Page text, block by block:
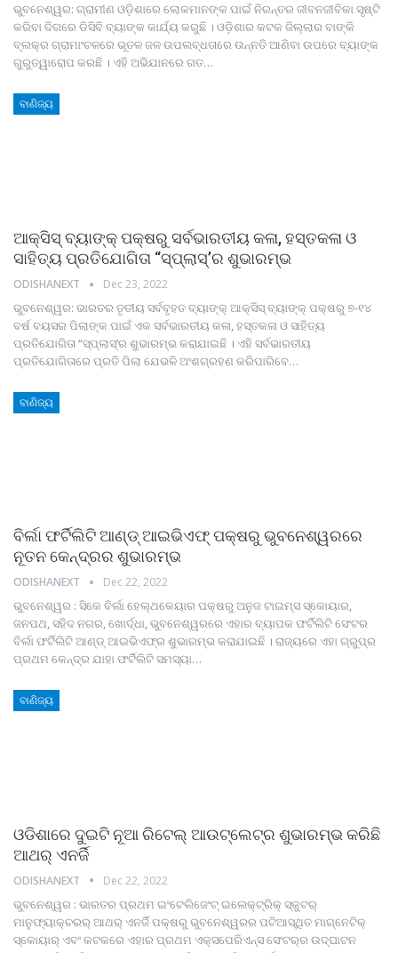
ଭୁବନେଶ୍ୱର: ଗ୍ରାମୀଣ ଓଡ଼ିଶାରେ ଲୋକମାନଙ୍କ ପାଇଁ ନିରନ୍ତର ଜୀବନଜୀବିକା ସୃଷ୍ଟି
କରିବା ଦିଗରେ ଡିସିବି ବ୍ୟାଙ୍କ କାର୍ଯ୍ୟ କରୁଛି । ଓଡ଼ିଶାର କଟକ ଜିଲ୍ଲାର ବାଙ୍କି
ବ୍ଲକ୍‌ର ଗ୍ରାମାଂଚଳରେ ଭୂତଳ ଜଳ ଉପଲବ୍ଧତାରେ ଉନ୍ନତି ଆଣିବା ଉପରେ ବ୍ୟାଙ୍କ
ଗୁରୁତ୍ୱାରୋପ କରଛି । ଏହି ଅଭିଯାନରେ ଗତ…
ବାଣିଜ୍ୟ
ଆକ୍ସିସ୍ ବ୍ୟାଙ୍କ୍ ପକ୍ଷରୁ ସର୍ବଭାରତୀୟ କଳା, ହସ୍ତକଳା ଓ
ସାହିତ୍ୟ ପ୍ରତିଯୋଗିତା “ସ୍ପ୍ଲାସ୍‌’ର ଶୁଭାରମ୍ଭ
ODISHANEXT Dec 23, 2022
ଭୁବନେଶ୍ୱର: ଭାରତର ତୃତୀୟ ସର୍ବବୃହତ ବ୍ୟାଙ୍କ୍ ଆକ୍ସିସ୍ ବ୍ୟାଙ୍କ୍ ପକ୍ଷରୁ ୭-୧୪
ବର୍ଷ ବୟସର ପିଲାଙ୍କ ପାଇଁ ଏକ ସର୍ବଭାରତୀୟ କଳା, ହସ୍ତକଳା ଓ ସାହିତ୍ୟ
ପ୍ରତିଯୋଗିତା “ସ୍ପ୍ଲାସ୍‌’ର ଶୁଭାରମ୍ଭ କରାଯାଇଛି । ଏହି ସର୍ବଭାରତୀୟ
ପ୍ରତିଯୋଗିତାରେ ପ୍ରତି ପିଲା ଯେଭଳି ଅଂଶଗ୍ରହଣ କରିପାରିବେ…
ବାଣିଜ୍ୟ
ବିର୍ଲା ଫର୍ଟିଲିଟି ଆଣ୍ଡ୍ ଆଇଭିଏଫ୍ ପକ୍ଷରୁ ଭୁବନେଶ୍ୱରରେ
ନୂତନ କେନ୍ଦ୍ରର ଶୁଭାରମ୍ଭ
ODISHANEXT Dec 22, 2022
ଭୁବନେଶ୍ୱର : ସିକେ ବିର୍ଲା ହେଲ୍‌ଥକେୟାର ପକ୍ଷରୁ ଅନୁଜ ଟାଇମ୍ସ ସ୍କୋୟାର,
ଜନପଥ, ସହିଦ ନଗର, ଖୋର୍ଦ୍ଧା, ଭୁବନେଶ୍ୱରରେ ଏହାର ବ୍ୟାପକ ଫର୍ଟିଲିଟି ସେଂଟର
ବିର୍ଲା ଫର୍ଟିଲିଟି ଆଣ୍ଡ୍ ଆଇଭିଏଫ୍‌ର ଶୁଭାରମ୍ଭ କରାଯାଇଛି । ରାଜ୍ୟରେ ଏହା ଗ୍ରୁପ୍‌ର
ପ୍ରଥମ କେନ୍ଦ୍ର ଯାହା ଫର୍ଟିଲିଟି ସମସ୍ୟା…
ବାଣିଜ୍ୟ
ଓଡିଶାରେ ଦୁଇଟି ନୂଆ ରିଟେଲ୍ ଆଉଟ୍‌ଲେଟ୍‌ର ଶୁଭାରମ୍ଭ କରିଛି
ଆଥର୍ ଏନର୍ଜି
ODISHANEXT Dec 22, 2022
ଭୁବନେଶ୍ୱର : ଭାରତର ପ୍ରଥମ ଇଂଟେଲିଜେଂଟ୍ ଇଲେକ୍‌ଟ୍ରିକ୍ ସ୍କୁଟର୍
ମାନୁଫ୍ୟାକ୍‌ଚରର୍ ଆଥର୍ ଏନର୍ଜି ପକ୍ଷରୁ ଭୁବନେଶ୍ୱରର ପଟିଆସ୍ଥିତ ମାଗ୍ନେଟିକ୍
ସ୍କୋୟାର୍ ଏବଂ କଟକରେ ଏହାର ପ୍ରଥମ ଏକ୍ସପେରିଏନ୍ସ ସେଂଟର୍‌ର ଉଦ୍‌ଘାଟନ